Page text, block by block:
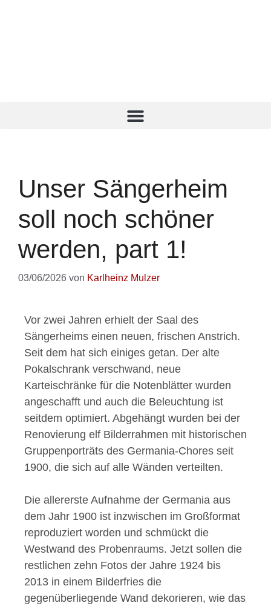
Unser Sängerheim
soll noch schöner
werden, part 1!
03/06/2026 von Karlheinz Mulzer
Vor zwei Jahren erhielt der Saal des
Sängerheims einen neuen, frischen Anstrich.
Seit dem hat sich einiges getan. Der alte
Pokalschrank verschwand, neue
Karteischränke für die Notenblätter wurden
angeschafft und auch die Beleuchtung ist
seitdem optimiert. Abgehängt wurden bei der
Renovierung elf Bilderrahmen mit historischen
Gruppenporträts des Germania-Chores seit
1900, die sich auf alle Wänden verteilten.
Die allererste Aufnahme der Germania aus
dem Jahr 1900 ist inzwischen im Großformat
reproduziert worden und schmückt die
Westwand des Probenraums. Jetzt sollen die
restlichen zehn Fotos der Jahre 1924 bis
2013 in einem Bilderfries die
gegenüberliegende Wand dekorieren, wie das